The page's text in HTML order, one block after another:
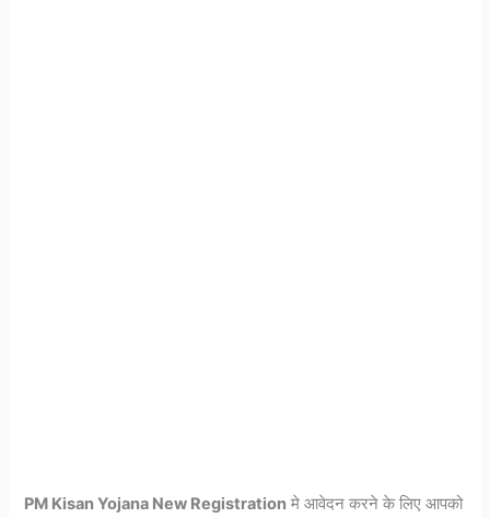
PM Kisan Yojana New Registration मे आवेदन करने के लिए आपको